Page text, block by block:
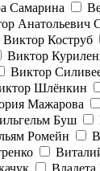
Самарина
Анатольевич
Виктор Коструб
Виктор
Виктор
Шлёнкин
Мажарова
Буш
Ромейн